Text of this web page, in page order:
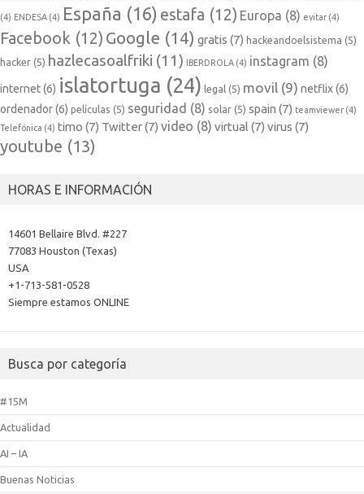
(4) ENDESA (4) España (16) estafa (12) Europa (8) evitar (4)
Facebook (12) Google (14) gratis (7) hackeandoelsistema (5)
hacker (5) hazlecasoalfriki (11) IBERDROLA (4) instagram (8)
internet(6) islatortuga (24) legal (5) movil (9) netflix(6)
ordenador(6) películas (5) seguridad (8) solar (5) spain (7) teamviewer (4)
Telefónica (4) timo (7) Twitter(7) video (8) virtual (7) virus (7)
youtube (13)
HORAS E INFORMACIÓN
14601 Bellaire Blvd. #227
77083 Houston (Texas)
USA
+1-713-581-0528
Siempre estamos ONLINE
Busca por categoría
#15M
Actualidad
AI – IA
Buenas Noticias